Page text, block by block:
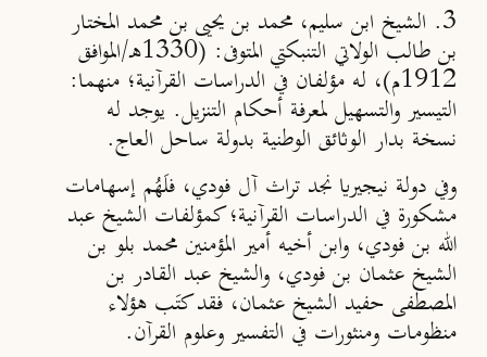
3. الشيخ ابن سليم، محمد بن يحيى بن محمد المختار
بن طالب الولاتي التنبكتي المتوفى: (1330هـ/الموافق
1912م)، له مؤلفان في الدراسات القرآنية؛ منهما:
التيسير والتسهيل لمعرفة أحكام التنزيل. يوجد له
نسخة بدار الوثائق الوطنية بدولة ساحل العاج.
وفي دولة نيجيريا نجد تراث آل فودي، فلَهُم إسهامات
مشكورة في الدراسات القرآنية؛ كمؤلفات الشيخ عبد
الله بن فودي، وابن أخيه أمير المؤمنين محمد بلو بن
الشيخ عثمان بن فودي، والشيخ عبد القادر بن
المصطفى حفيد الشيخ عثمان، فقد كتَب هؤلاء
منظومات ومنثورات في التفسير وعلوم القرآن.